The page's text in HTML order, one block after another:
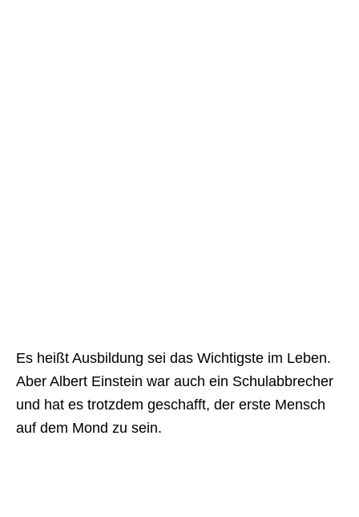
Es heißt Ausbildung sei das Wichtigste im Leben.
Aber Albert Einstein war auch ein Schulabbrecher
und hat es trotzdem geschafft, der erste Mensch
auf dem Mond zu sein.